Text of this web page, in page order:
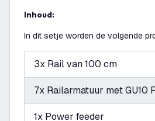
Inhoud:
In dit setje worden de volgende
3x Rail van 100 cm
7x Railarmatuur met GU10
1x Power feeder